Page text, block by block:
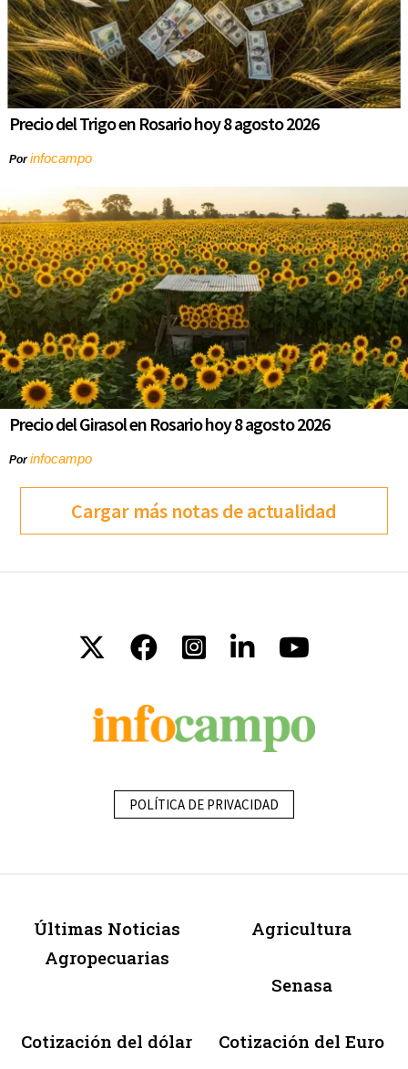
Precio del Trigo en Rosario hoy 8 agosto 2026
Porinfocampo
Precio del Girasol en Rosario hoy 8 agosto 2026
Porinfocampo
Cargar más notas de actualidad
POLÍTICA DE PRIVACIDAD
Últimas Noticias
Agropecuarias
Agricultura
Senasa
Cotización del dólar Cotización del Euro